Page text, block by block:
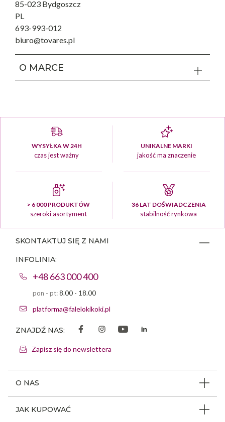
85-023 Bydgoszcz
PL
693-993-012
biuro@tovares.pl
O MARCE
WYSYŁKA W 24H
czas jest ważny
UNIKALNE MARKI
jakość ma znaczenie
> 6 000 PRODUKTÓW
szeroki asortyment
36 LAT DOŚWIADCZENIA
stabilność rynkowa
O NAS
JAK KUPOWAĆ
SKONTAKTUJ SIĘ Z NAMI
INFOLINIA:
+48 663 000 400
pon - pt:8.00 - 18.00
platforma@falelokikoki.pl
ZNAJDŹ NAS:
Zapisz się do newslettera